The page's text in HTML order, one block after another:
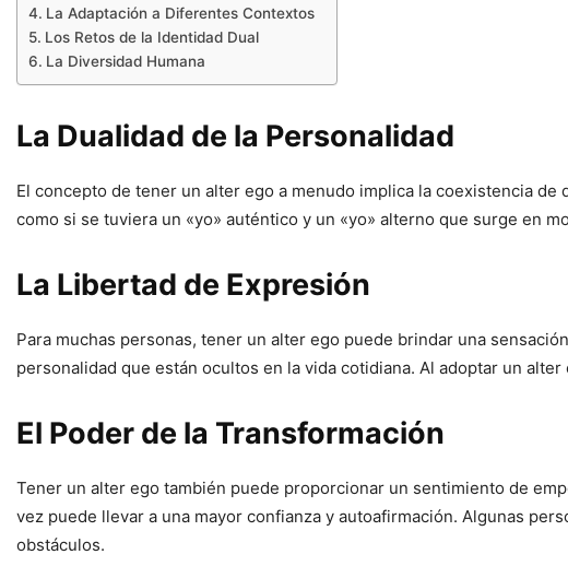
La Adaptación a Diferentes Contextos
Los Retos de la Identidad Dual
La Diversidad Humana
La Dualidad de la Personalidad
El concepto de tener un alter ego a menudo implica la coexistencia
como si se tuviera un «yo» auténtico y un «yo» alterno que surge en
La Libertad de Expresión
Para muchas personas, tener un alter ego puede brindar una
personalidad que están ocultos en la vida cotidiana. Al adoptar un
El Poder de la Transformación
Tener un alter ego también puede proporcionar un sentimiento de
vez puede llevar a una mayor confianza y autoafirmación. Algunas
obstáculos.